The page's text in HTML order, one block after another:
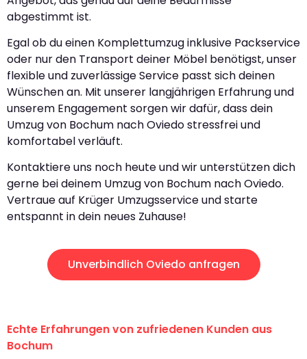
abgestimmt ist.
Egal ob du einen Komplettumzug inklusive Packservice
oder nur den Transport deiner Möbel benötigst, unser
flexible und zuverlässige Service passt sich deinen
Wünschen an. Mit unserer langjährigen Erfahrung und
unserem Engagement sorgen wir dafür, dass dein
Umzug von Bochum nach Oviedo stressfrei und
komfortabel verläuft.
Kontaktiere uns noch heute und wir unterstützen dich
gerne bei deinem Umzug von Bochum nach Oviedo.
Vertraue auf Krüger Umzugsservice und starte
entspannt in dein neues Zuhause!
Unverbindlich Oviedo anfragen
Echte Erfahrungen von zufriedenen Kunden aus
Bochum